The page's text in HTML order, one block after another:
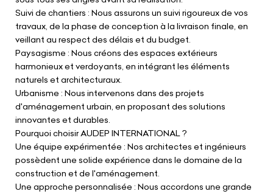
Suivi de chantiers : Nous assurons un suivi rigoureux de vos
travaux, de la phase de conception à la livraison finale, en
veillant au respect des délais et du budget.
Paysagisme : Nous créons des espaces extérieurs
harmonieux et verdoyants, en intégrant les éléments
naturels et architecturaux.
Urbanisme : Nous intervenons dans des projets
d'aménagement urbain, en proposant des solutions
innovantes et durables.
Pourquoi choisir AUDEP INTERNATIONAL ?
Une équipe expérimentée : Nos architectes et ingénieurs
possèdent une solide expérience dans le domaine de la
construction et de l'aménagement.
Une approche personnalisée : Nous accordons une grande